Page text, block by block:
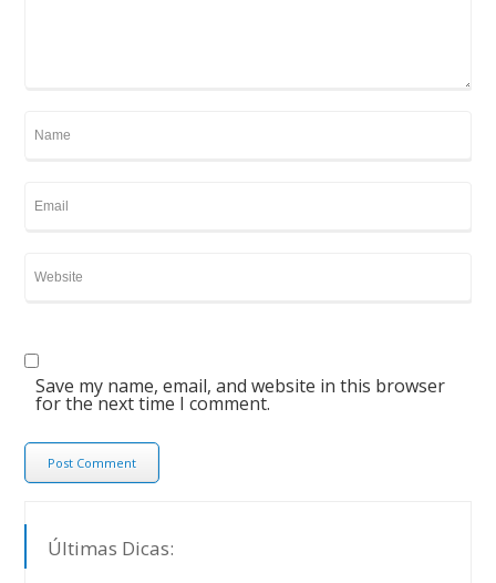
Save my name, email, and website in this browser
for the next time I comment.
Últimas Dicas: